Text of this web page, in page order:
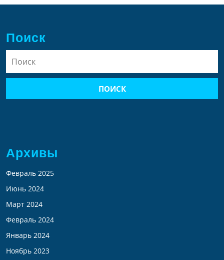
Поиск
Архивы
Февраль 2025
Июнь 2024
Март 2024
Февраль 2024
Январь 2024
Ноябрь 2023